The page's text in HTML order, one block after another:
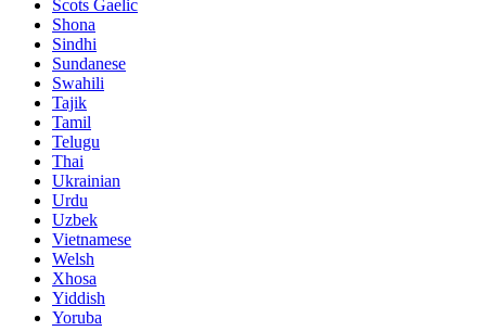
Scots Gaelic
Shona
Sindhi
Sundanese
Swahili
Tajik
Tamil
Telugu
Thai
Ukrainian
Urdu
Uzbek
Vietnamese
Welsh
Xhosa
Yiddish
Yoruba